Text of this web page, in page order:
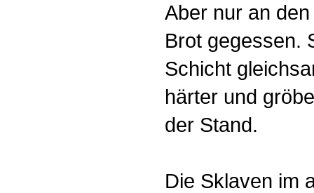
Aber nur an
Brot gegessen.
Schicht
härter und
der Stand.
Die Sklaven im